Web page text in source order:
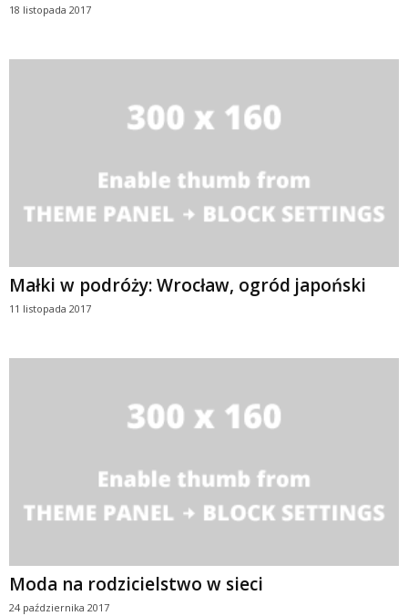
18 listopada 2017
Małki w podróży: Wrocław, ogród japoński
11 listopada 2017
Moda na rodzicielstwo w sieci
24 października 2017